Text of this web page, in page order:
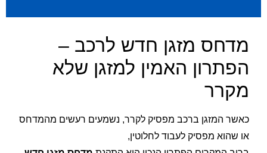
מדחס מזגן חדש לרכב –
הפתרון האמין למזגן שלא
מקרר
כאשר המזגן ברכב מפסיק לקרר, נשמעים רעשים מהמדחס
או שהוא מפסיק לעבוד לחלוטין,